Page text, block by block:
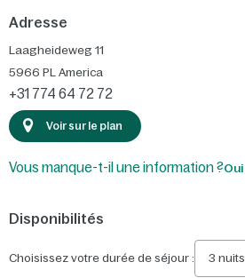
Adresse
Laagheideweg 11
5966 PL America
+31 774 64 72 72
Voir sur le plan
Vous manque-t-il une information ?Oui
Disponibilités
Choisissez votre durée de séjour : 3 nuits